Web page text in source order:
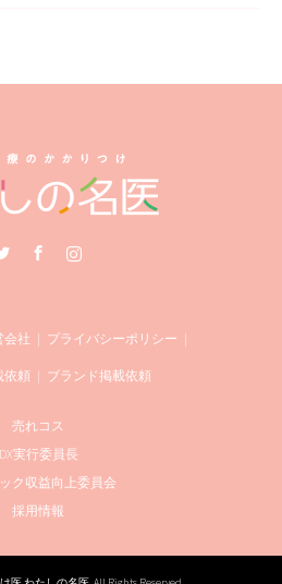
会社 プライバシーポリシー
依頼 ブランド掲載依頼
売れコス
DX実行委員長
ク収益向上委員会
採用情報